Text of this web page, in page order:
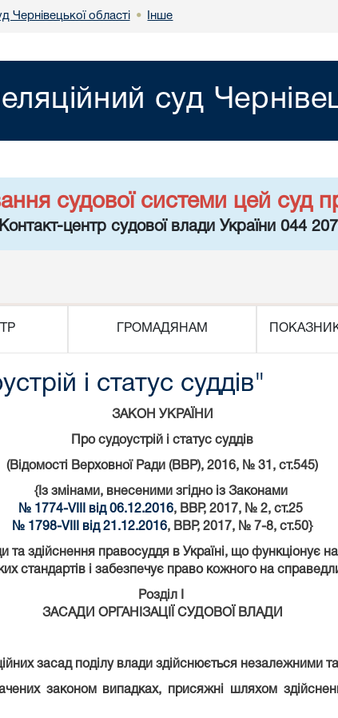
Чернівецької області • Інше
суд
судової системи цей суд
центр судової влади України 044
ГРОМАДЯНАМ
і статус суддів"
ЗАКОН УКРАЇНИ
Про судоустрій і статус суддів
(Відомості Верховної Ради (ВВР), 2016, № 31, ст.545)
{Із змінами, внесеними згідно із Законами
№ 1774-VIII від 06.12.2016, ВВР, 2017, № 2, ст.25
№ 1798-VIII від 21.12.2016, ВВР, 2017, № 7-8, ст.50}
та здійснення правосуддя в Україні, що функціонує
стандартів і забезпечує право кожного на
Розділ I
ЗАСАДИ ОРГАНІЗАЦІЇ СУДОВОЇ ВЛАДИ
засад поділу влади здійснюється незалежними
законом випадках, присяжні шляхом